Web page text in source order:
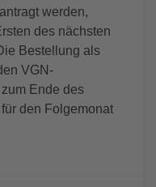
werden,
des nächsten
Bestellung als
VGN-
Ende des
den Folgemonat